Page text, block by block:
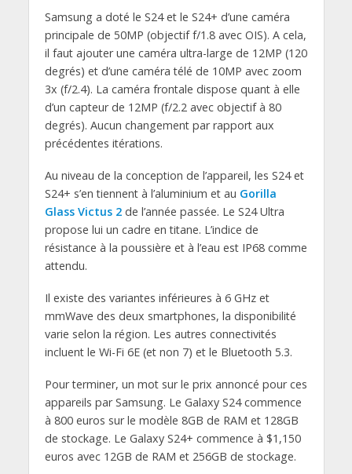
Samsung a doté le S24 et le S24+ d’une caméra
principale de 50MP (objectif f/1.8 avec OIS). A cela,
il faut ajouter une caméra ultra-large de 12MP (120
degrés) et d’une caméra télé de 10MP avec zoom
3x (f/2.4). La caméra frontale dispose quant à elle
d’un capteur de 12MP (f/2.2 avec objectif à 80
degrés). Aucun changement par rapport aux
précédentes itérations.
Au niveau de la conception de l’appareil, les S24 et
S24+ s’en tiennent à l’aluminium et au Gorilla
Glass Victus 2de l’année passée. Le S24 Ultra
propose lui un cadre en titane. L’indice de
résistance à la poussière et à l’eau est IP68 comme
attendu.
Il existe des variantes inférieures à 6 GHz et
mmWave des deux smartphones, la disponibilité
varie selon la région. Les autres connectivités
incluent le Wi-Fi 6E (et non 7) et le Bluetooth 5.3.
Pour terminer, un mot sur le prix annoncé pour ces
appareils par Samsung. Le Galaxy S24 commence
à 800 euros sur le modèle 8GB de RAM et 128GB
de stockage. Le Galaxy S24+ commence à $1,150
euros avec 12GB de RAM et 256GB de stockage.